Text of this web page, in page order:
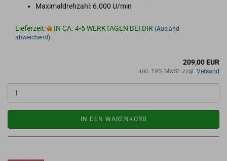
Ma­xi­mal­dreh­zahl: 6.000 U/min
Lieferzeit: IN CA. 4-5 WERKTAGEN BEI DIR (Ausland
abweichend)
209,00 EUR
inkl. 19% MwSt. zzgl. Versand
IN DEN WARENKORB